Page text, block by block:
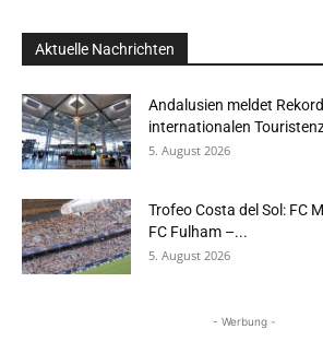
Aktuelle Nachrichten
Andalusien meldet
internationalen
5. August 2026
Trofeo Costa del Sol: FC
FC Fulham –...
5. August 2026
- Werbung -